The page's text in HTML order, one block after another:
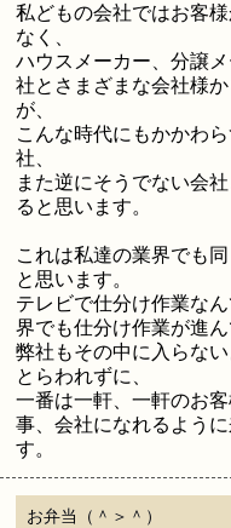
私どもの会社ではお客
なく、
ハウスメーカー、分譲
社とさまざまな会社様
が、
こんな時代にもかかわ
社、
また逆にそうでない会
ると思います。
これは私達の業界でも
と思います。
テレビで仕分け作業な
界でも仕分け作業が進
弊社もその中に入らな
とらわれずに、
一番は一軒、一軒のお
事、会社になれるよう
す。
お弁当（＾＞＾）